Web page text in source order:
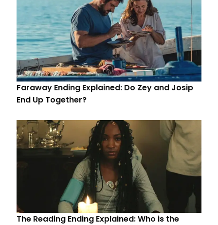
Faraway Ending Explained: Do Zey and Josip
End Up Together?
The Reading Ending Explained: Who is the